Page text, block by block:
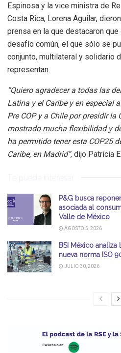
Espinosa y la vice ministra de
Costa Rica, Lorena Aguilar,
prensa en la que destacaron que
desafío común, el que sólo se
conjunto, multilateral y solidario
representan.
“Quiero agradecer a todas las
Latina y el Caribe y en especial
Pre COP y a Chile por presidir la
mostrado mucha flexibilidad y
ha permitido tener esta COP25
Caribe, en Madrid”, dijo Patricia
Te puede interesar
P&G busca
asociada al
Valle de México
AGOSTO 5, 2026
BSI México
nueva norma ISO
JULIO 30, 2026